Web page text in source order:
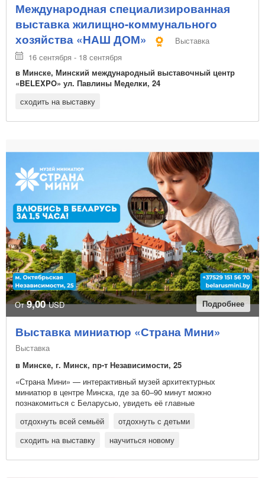
Международная специализированная
выставка жилищно-коммунального
хозяйства «НАШ ДОМ»
Выставка
16 сентября - 18 сентября
в Минске, Минский международный выставочный центр
«BELEXPO» ул. Павлины Меделки, 24
сходить на выставку
От9,00USD Подробнее
Выставка миниатюр «Страна Мини»
Выставка
в Минске, г. Минск, пр-т Независимости, 25
«Страна Мини» — интерактивный музей архитектурных
миниатюр в центре Минска, где за 60–90 минут можно
познакомиться с Беларусью, увидеть её главные
путешествий по стране
отдохнуть всей семьёй
отдохнуть с детьми
сходить на выставку
научиться новому